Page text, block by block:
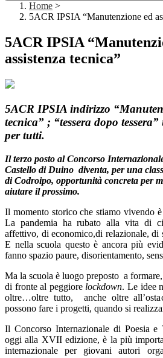
Home >
5ACR IPSIA “Manutenzione ed
5ACR IPSIA
assistenza tecnica”
5ACR IPSIA indirizzo
tecnica” ; “tessera dopo
per tutti.
Il terzo posto al Concorso
Castello di Duino diventa, per una
di Codroipo, opportunità concreta per
aiutare il prossimo.
Il momento storico che stiamo vivendo
La pandemia ha rubato alla vita di
affettivo, di economico,di relazionale, di
E nella scuola questo è ancora più
fanno spazio paure, disorientamento,
Ma la scuola è luogo preposto a
di fronte al peggiore lockdown. Le idee
oltre…oltre tutto, anche oltre
possono fare i progetti, quando si
Il Concorso Internazionale di Poesia
oggi alla XVII edizione, è la più
internazionale per giovani autori